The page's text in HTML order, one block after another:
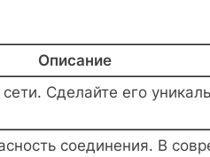
Описание
Сделайте его
соединения. В